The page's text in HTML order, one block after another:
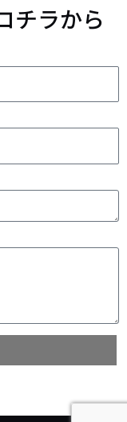
チラから